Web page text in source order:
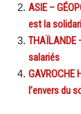
ASIE –
est la
THAÏLANDE
salariés
GAVROCHE
l’envers du